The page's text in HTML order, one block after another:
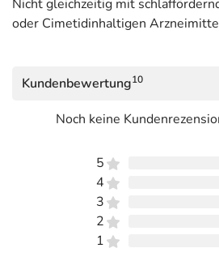
Inhaltsstoff pro Kapsel
Ashwagandha-Extrakt
300 mg
** % der Referenzmenge nach EU
*** keine Referenzmenge vorhanden
Adresse des Lebensmittel-
Nicht gleichzeitig mit
oder Cimetidinhaltigen
Kundenbewertung10
Noch keine
5
4
3
2
1